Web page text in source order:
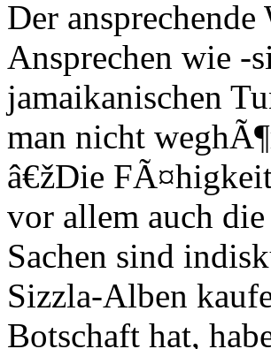
Der
Ansprechen wie -
jamaikanischen
man nicht
â€žDie
vor allem auch
Sachen sind
Sizzla-Alben
Botschaft hat,